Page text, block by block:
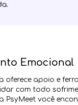
Emocional
oferece apoio e
com todo
PsyMeet você